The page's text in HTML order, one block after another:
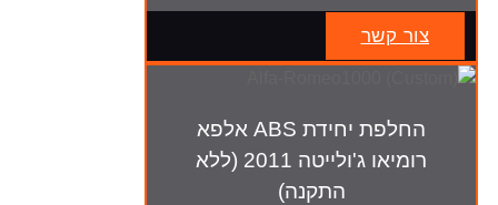
צור קשר
החלפת יחידת ABS אלפא
רומיאו ג'ולייטה 2011 (ללא
התקנה)